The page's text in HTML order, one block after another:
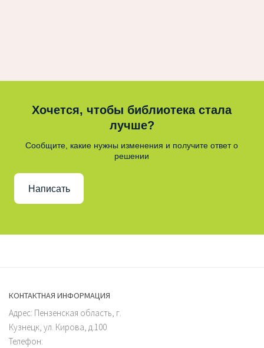
Хочется, чтобы библиотека стала
лучше?
Сообщите, какие нужны изменения и получите ответ о
решении
Написать
КОНТАКТНАЯ ИНФОРМАЦИЯ
Адрес: Пензенская область, г.
Кузнецк, ул. Кирова, д.100
Телефон: